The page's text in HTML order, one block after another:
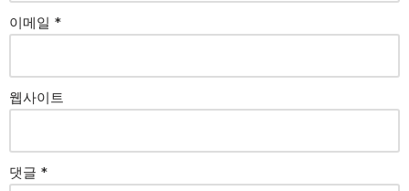
이메일 *
웹사이트
댓글 *